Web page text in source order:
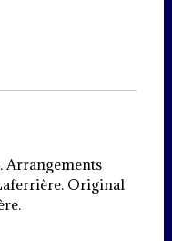
Arrangements
Original